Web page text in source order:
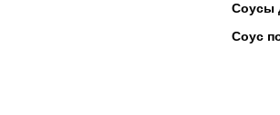
Соусы
Соус